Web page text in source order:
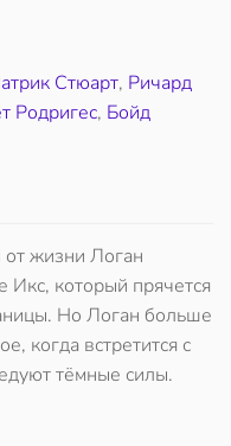
Стюарт, Ричард
Родригес, Бойд
жизни Логан
Икс, который прячется
Но Логан больше
когда встретится с
тёмные силы.